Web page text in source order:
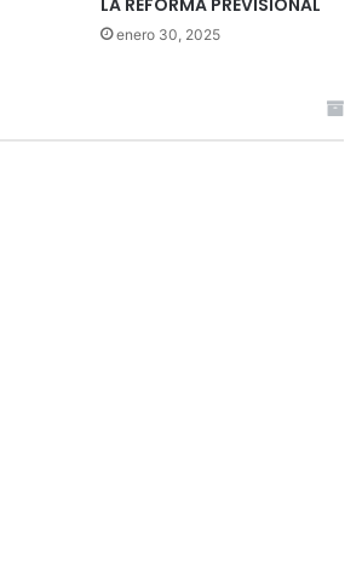
LA REFORMA PREVISIONAL
enero 30, 2025